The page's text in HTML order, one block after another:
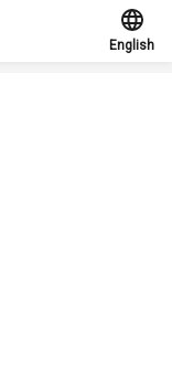
English